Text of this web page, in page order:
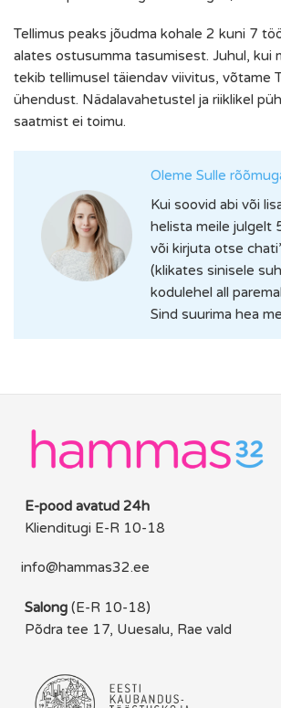
Tellimus peaks jõudma kohale 2 kuni 7
alates ostusumma tasumisest. Juhul, kui
tekib tellimusel täiendav viivitus, võtame
ühendust. Nädalavahetustel ja riiklikel
saatmist ei toimu.
Oleme Sulle
Kui soovid abi või
helista meile julgelt
või kirjuta otse
(klikates sinisele
kodulehel all
Sind suurima hea
E-pood avatud 24h
Klienditugi E-R 10-18
info@hammas32.ee
Salong (E-R 10-18)
Põdra tee 17, Uuesalu, Rae vald